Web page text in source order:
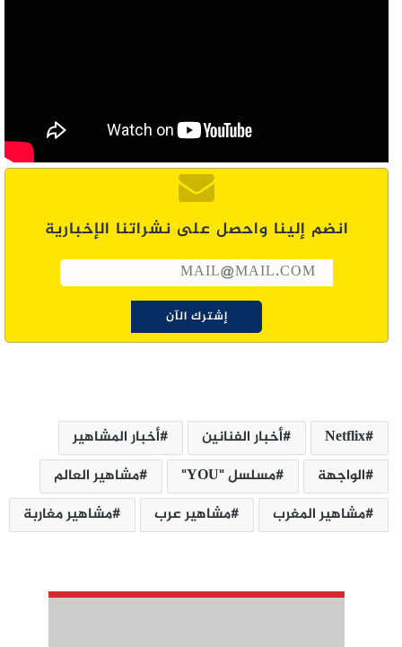
انضم إلينا واحصل على نشراتنا الإخبارية
Netflix أخبار الفنانين
أخبار المشاهير
الواجهة
مسلسل "YOU"
مشاهير العالم
مشاهير المغرب
مشاهير عرب مشاهير مغاربة